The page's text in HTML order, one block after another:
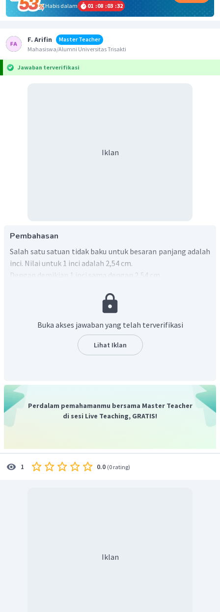
Habis dalam
01 :08 :03 :32
F. Arifin
Master Teacher
Mahasiswa/Alumni Universitas Trisakti
Jawaban terverifikasi
Iklan
Pembahasan
Salah satu satuan tidak baku untuk besaran panjang adalah
inci. Nilai untuk 1 inci adalah 2,54 cm.
Dengan demikian 1 inci sama dengan 2,54 cm.
Buka akses jawaban yang telah terverifikasi
Lihat Iklan
Perdalam pemahamanmu bersama Master Teacher
di sesi Live Teaching, GRATIS!
1 0.0 (0 rating)
Iklan